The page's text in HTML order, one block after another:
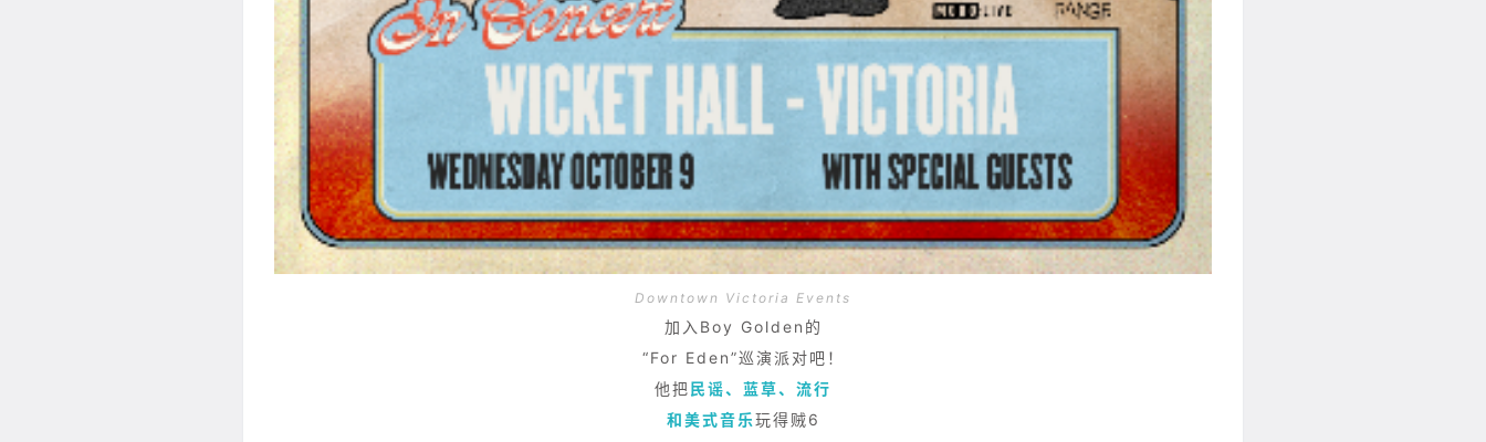
Downtown Victoria Events
加入Boy Golden的
“For Eden”巡演派对吧！
他把民谣、蓝草、流行
和美式音乐玩得贼6